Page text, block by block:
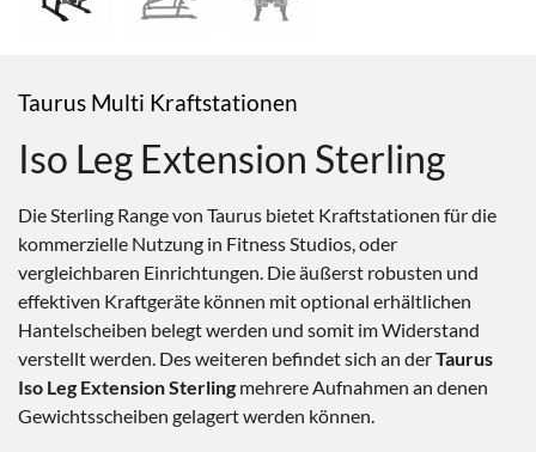
Taurus Multi Kraftstationen
Iso Leg Extension Sterling
Die Sterling Range von Taurus bietet Kraftstationen für die
kommerzielle Nutzung in Fitness Studios, oder
vergleichbaren Einrichtungen. Die äußerst robusten und
effektiven Kraftgeräte können mit optional erhältlichen
Hantelscheiben belegt werden und somit im Widerstand
verstellt werden. Des weiteren befindet sich an derTaurus
Iso Leg Extension Sterling mehrere Aufnahmen an denen
Gewichtsscheiben gelagert werden können.